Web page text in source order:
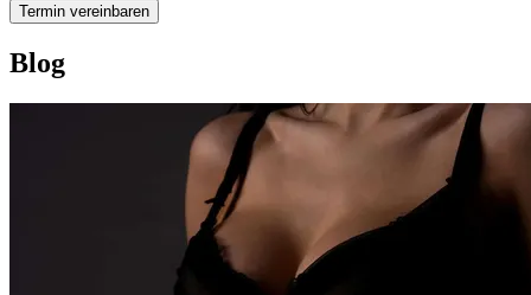
Termin vereinbaren
Blog